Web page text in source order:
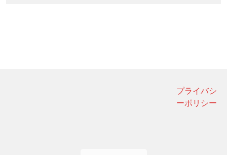
プライバシ
ーポリシー